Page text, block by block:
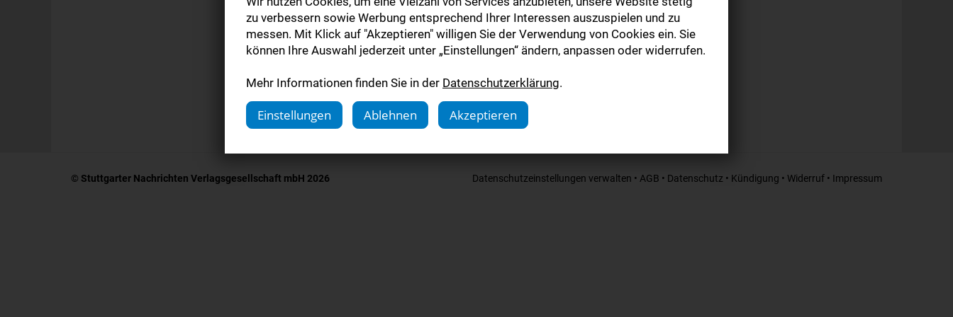
Digitale Zeitung »
© Stuttgarter Nachrichten Verlagsgesellschaft mbH 2026 Datenschutzeinstellungen verwalten • AGB • Datenschutz • Kündigung • Widerruf • Impressum
zu verbessern sowie Werbung entsprechend Ihrer Interessen auszuspielen und zu
messen. Mit Klick auf "Akzeptieren" willigen Sie der Verwendung von Cookies ein. Sie
können Ihre Auswahl jederzeit unter „Einstellungen“ ändern, anpassen oder widerrufen.
Mehr Informationen finden Sie in der Datenschutzerklärung.
Einstellungen
Ablehnen Akzeptieren